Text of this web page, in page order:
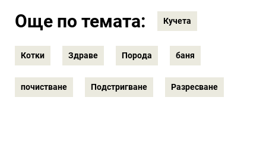
Още по темата: Кучета
Котки Здраве Порода баня
почистване Подстригване Разресване